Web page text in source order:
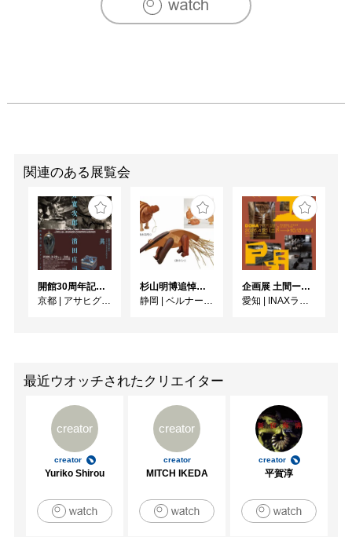
関連のある展覧会
開館30周年記念 山本爲三郎・河井寬次郎没後60年記念 「共鳴 河井寬次郎 × 濱田庄司 ー山本爲三郎コレクションより」
京都 | アサヒグループ大山崎山荘美術館
杉山明博追悼展 木とわたし―木工の妙技と美術教育
静岡 | ベルナール・ビュフェ美術館
企画展 土間ーつくって、つかって、再発見ー
愛知 | INAXライブミュージアム
最近ウオッチされたクリエイター
creator
creator
Yuriko Shirou
creator
creator
MITCH IKEDA
creator
平賀淳